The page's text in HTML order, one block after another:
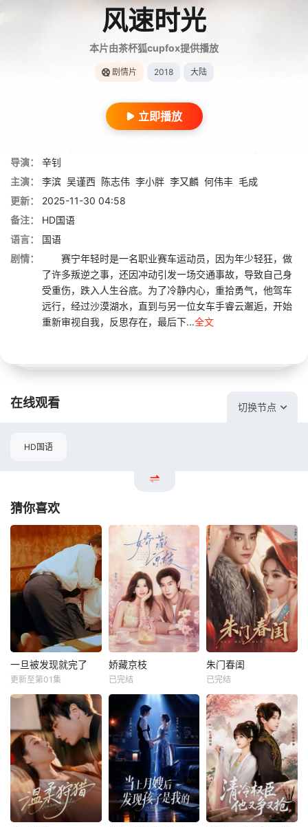
风速时光
本片由茶杯狐cupfox提供播放
剧情片 2018 大陆
立即播放
导演：
辛钊
主演：
李滨 吴谨西 陈志伟 李小胖 李又麟 何伟丰 毛成
更新：
2025-11-30 04:58
备注：
HD国语
语言：
国语
剧情：
赛宁年轻时是一名职业赛车运动员，因为年少轻狂，做
了许多叛逆之事，还因冲动引发一场交通事故，导致自己身
受重伤，跌入人生谷底。为了冷静内心，重拾勇气，他驾车
远行，经过沙漠湖水，直到与另一位女车手睿云邂逅，开始
重新审视自我，反思存在，最后下...全文
在线观看 切换节点
HD国语
猜你喜欢
一旦被发现就完了
更新至第01集
娇藏京枝
已完结
朱门春闺
已完结